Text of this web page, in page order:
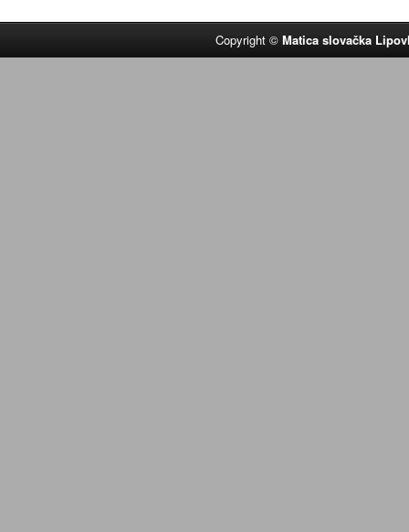
Copyright ©Matica slovačka